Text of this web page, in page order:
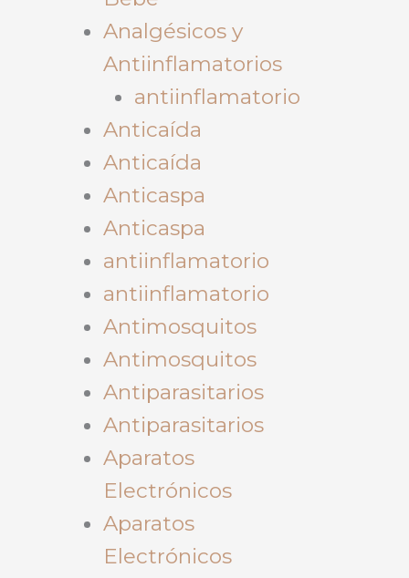
Analgésicos y
Antiinflamatorios
antiinflamatorio
Anticaída
Anticaída
Anticaspa
Anticaspa
antiinflamatorio
antiinflamatorio
Antimosquitos
Antimosquitos
Antiparasitarios
Antiparasitarios
Aparatos
Electrónicos
Aparatos
Electrónicos